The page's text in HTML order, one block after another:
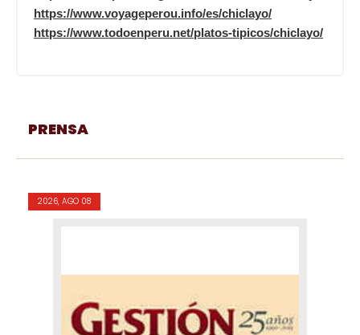
https://www.voyageperou.info/es/chiclayo/
https://www.todoenperu.net/platos-tipicos/chiclayo/
PRENSA
2026, AGO 08